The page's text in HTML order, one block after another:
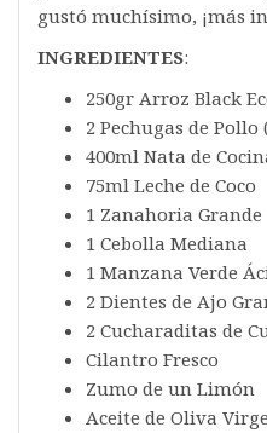
gustó muchísimo, ¡más
INGREDIENTES:
250gr Arroz Black
2 Pechugas de
400ml Nata de
75ml Leche de Coco
1 Zanahoria Grande
1 Cebolla Mediana
1 Manzana Verde
2 Dientes de Ajo
2 Cucharaditas de
Cilantro Fresco
Zumo de un Limón
Aceite de Oliva